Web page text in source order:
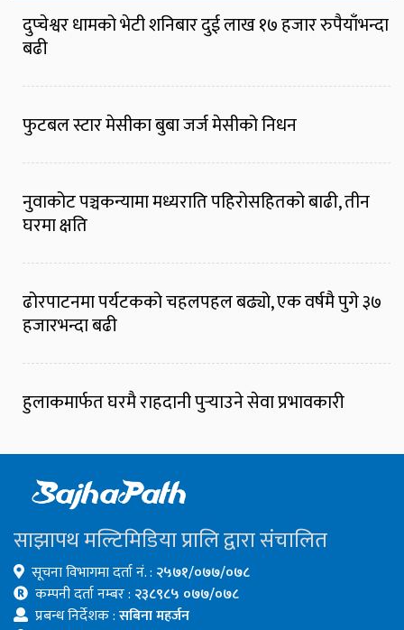
दुप्चेश्वर धामको भेटी शनिबार दुई लाख १७ हजार रुपैयाँभन्दा
बढी
फुटबल स्टार मेसीका बुबा जर्ज मेसीको निधन
नुवाकोट पञ्चकन्यामा मध्यराति पहिरोसहितको बाढी, तीन
घरमा क्षति
ढोरपाटनमा पर्यटकको चहलपहल बढ्यो, एक वर्षमै पुगे ३७
हजारभन्दा बढी
हुलाकमार्फत घरमै राहदानी पुर्‍याउने सेवा प्रभावकारी
साझापथ मल्टिमिडिया प्रालि द्वारा संचालित
सूचना विभागमा दर्ता नं. : २५७१/०७७/०७८
कम्पनी दर्ता नम्बर : २३८९८५ ०७७/०७८
प्रबन्ध निर्देशक :सबिना महर्जन